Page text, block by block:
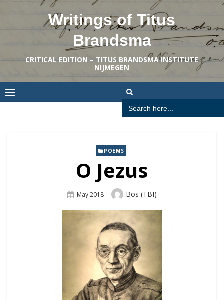
Writings of Titus
Brandsma
CRITICAL EDITION – TITUS BRANDSMA INSTITUTE
NIJMEGEN
Search
for:
POEMS
O Jezus
Posted
May 2018 Author
Bos (TBI)